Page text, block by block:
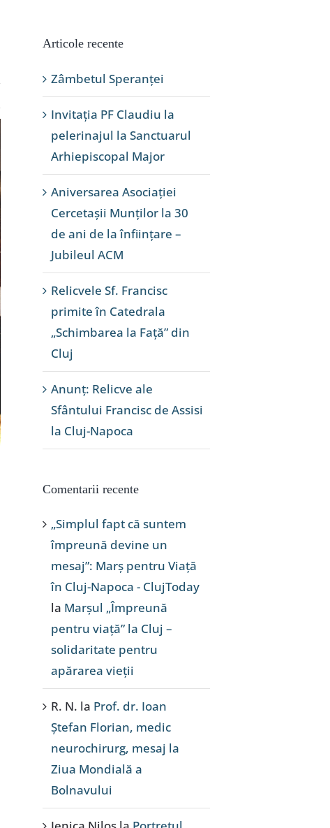
Articole recente
Zâmbetul Speranței
Invitația PF Claudiu la
pelerinajul la Sanctuarul
Arhiepiscopal Major
Aniversarea Asociației
Cercetașii Munților la 30
de ani de la înființare –
Jubileul ACM
Relicvele Sf. Francisc
primite în Catedrala
„Schimbarea la Față” din
Cluj
Anunț: Relicve ale
Sfântului Francisc de Assisi
la Cluj-Napoca
Comentarii recente
„Simplul fapt că suntem
împreună devine un
mesaj”: Marș pentru Viață
în Cluj-Napoca - ClujToday
la Marșul „Împreună
pentru viață” la Cluj –
solidaritate pentru
apărarea vieții
R. N. la Prof. dr. Ioan
Ștefan Florian, medic
neurochirurg, mesaj la
Ziua Mondială a
Bolnavului